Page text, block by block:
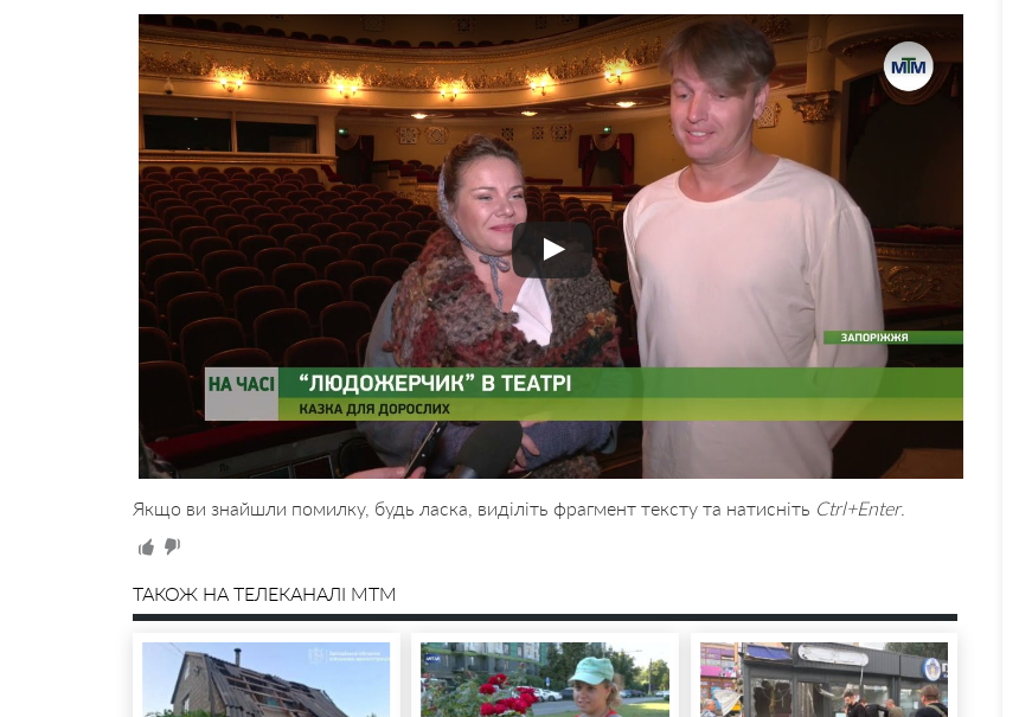
Якщо ви знайшли помилку, будь ласка, виділіть фрагмент тексту та натисніть Ctrl+Enter.
ТАКОЖ НА ТЕЛЕКАНАЛІ MTM